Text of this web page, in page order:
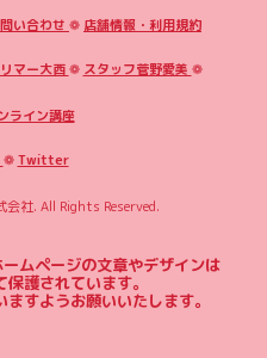
い合わせ ❁ 店舗情報・利用規約
マー大西❁ スタッフ菅野愛美 ❁
ライン講座
❁Twitter
会社. All Rights Reserved.
ムページの文章やデザインは
護されています。
すようお願いいたします。